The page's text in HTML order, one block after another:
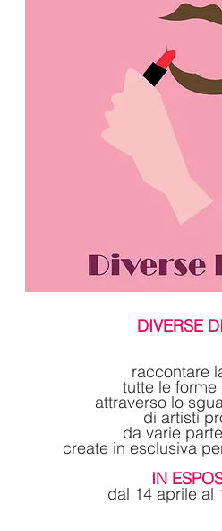
DIVERSE
raccontare
tutte le
attraverso lo
di artisti
da varie
create in esclusiva
IN
dal 14 aprile al